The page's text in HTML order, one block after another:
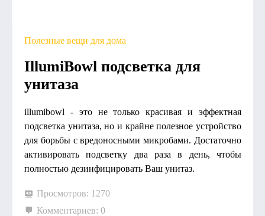
Полезные вещи для дома
IllumiBowl подсветка для
унитаза
illumibowl - это не только красивая и эффектная
подсветка унитаза, но и крайне полезное устройство
для борьбы с вредоносными микробами. Достаточно
активировать подсветку два раза в день, чтобы
полностью дезинфицировать Ваш унитаз.
Просмотров: 1270
Комментариев: 0